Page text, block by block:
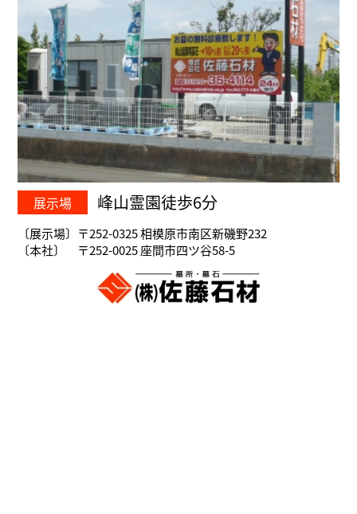
展示場 峰山霊園徒歩6分
〔展示場〕〒252-0325 相模原市南区新磯野232
〔本社〕 〒252-0025 座間市四ツ谷58-5